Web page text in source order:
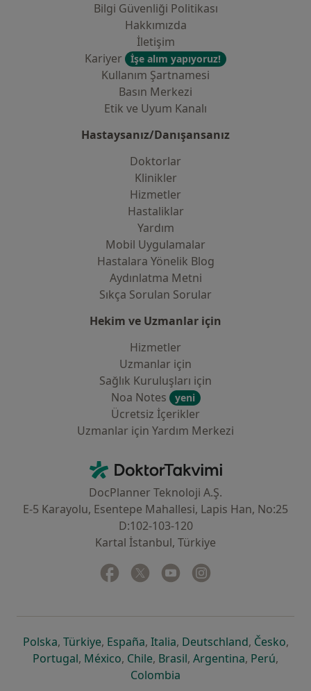
Bilgi Güvenliği Politikası
Hakkımızda
İletişim
Kariyer
İşe alım yapıyoruz!
Kullanım Şartnamesi
Basın Merkezi
Etik ve Uyum Kanalı
Hastaysanız/Danışansanız
Doktorlar
Klinikler
Hizmetler
Hastaliklar
Yardım
Mobil Uygulamalar
Hastalara Yönelik Blog
Aydınlatma Metni
Sıkça Sorulan Sorular
Hekim ve Uzmanlar için
Hizmetler
Uzmanlar için
Sağlık Kuruluşları için
Noa Notes
yeni
Ücretsiz İçerikler
Uzmanlar için Yardım Merkezi
DoktorTakvimi - Ana Sayfa
DocPlanner Teknoloji A.Ş.
E-5 Karayolu, Esentepe Mahallesi, Lapis Han, No:25
D:102-103-120
Kartal İstanbul, Türkiye
Facebook
yeni bir sekmede açılır
Twitter
yeni bir sekmede açılır
Youtube
yeni bir sekmede açılır
Polskayeni bir sekmede açılır
, Türkiyeyeni bir sekmede açılır
, Españayeni bir sekmede açılır
, Italiayeni bir sekmede açılır
, Deutschlandyeni bir
, Českoyeni
,
Portugalyeni bir sekmede açılır
, Méxicoyeni bir sekmede açılır
, Chileyeni bir sekmede açılır
, Brasilyeni bir sekmede açılır
, Argentinayeni bir
, Perúyeni
,
Colombia